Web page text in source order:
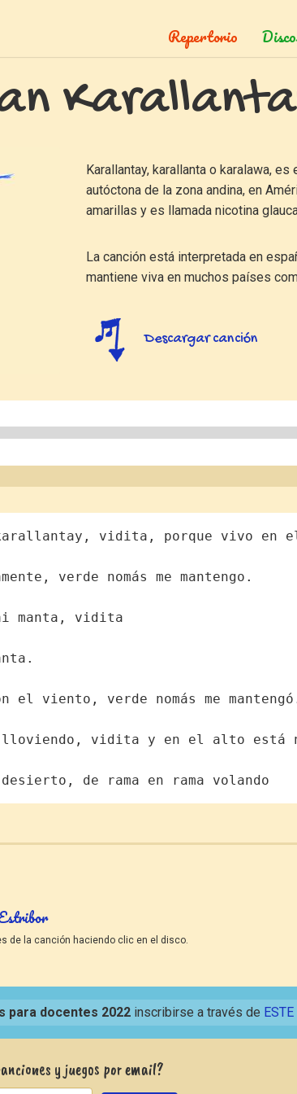
Repertorio
Karallantay
Karallantay, karallanta o karalawa,
autóctona de la zona andina, en
amarillas y es llamada nicotina
La canción está interpretada en
mantiene viva en muchos países
Descargar canción
vidita, porque vivo en el
verde nomás me mantengo.
manta, vidita
viento, verde nomás me
vidita y en el alto está
de rama en rama volando
de la canción haciendo clic en el disco.
para docentes 2022 inscribirse a través de
y juegos por email?